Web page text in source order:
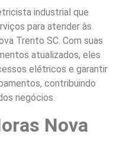
industrial que
para atender às
Trento SC. Com suas
atualizados, eles
elétricos e garantir
contribuindo
negócios.
Nova